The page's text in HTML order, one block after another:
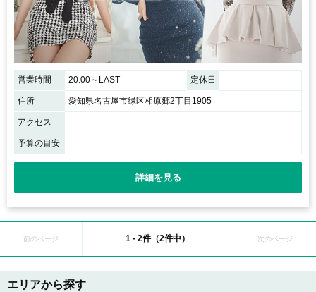
営業時間 20:00～LAST 定休日
住所 愛知県名古屋市緑区相原郷2丁目1905
アクセス
予算の目安
詳細を見る
前のページ 1 - 2件（2件中） 次のページ
エリアから探す